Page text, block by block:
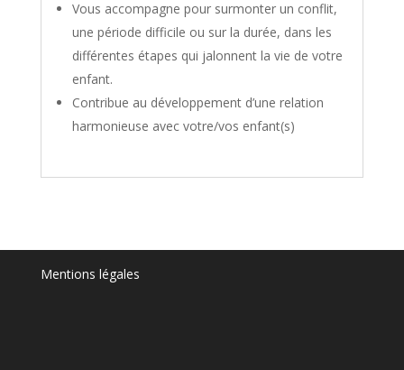
Vous accompagne pour surmonter un conflit,
une période difficile ou sur la durée, dans les
différentes étapes qui jalonnent la vie de votre
enfant.
Contribue au développement d’une relation
harmonieuse avec votre/vos enfant(s)
Mentions légales